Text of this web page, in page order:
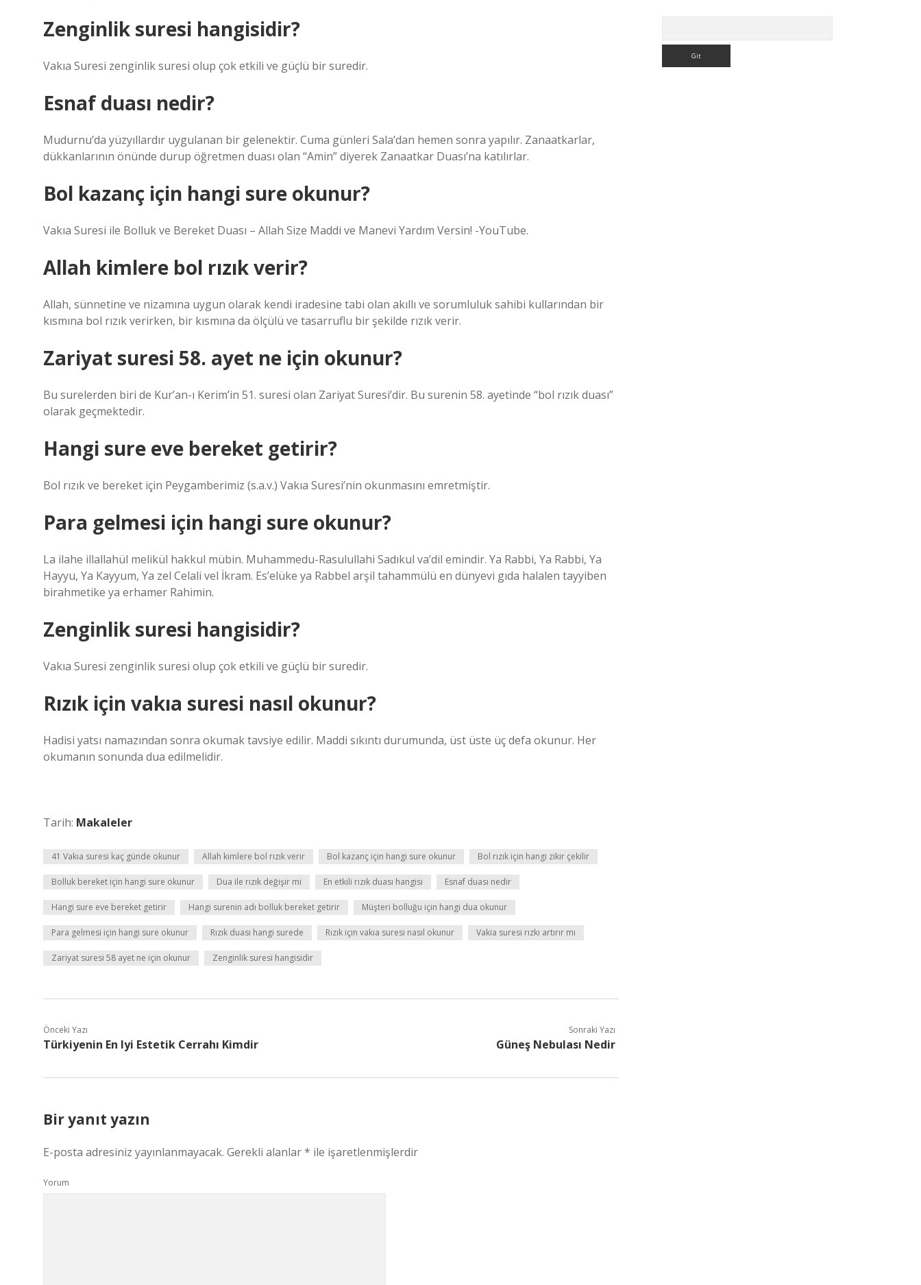
Zenginlik suresi hangisidir?
Vakıa Suresi zenginlik suresi olup çok etkili ve güçlü bir suredir.
Esnaf duası nedir?
Mudurnu’da yüzyıllardır uygulanan bir gelenektir. Cuma günleri Sala’dan hemen sonra yapılır. Zanaatkarlar,
dükkanlarının önünde durup öğretmen duası olan “Amin” diyerek Zanaatkar Duası’na katılırlar.
Bol kazanç için hangi sure okunur?
Vakıa Suresi ile Bolluk ve Bereket Duası – Allah Size Maddi ve Manevi Yardım Versin! -YouTube.
Allah kimlere bol rızık verir?
Allah, sünnetine ve nizamına uygun olarak kendi iradesine tabi olan akıllı ve sorumluluk sahibi kullarından bir
kısmına bol rızık verirken, bir kısmına da ölçülü ve tasarruflu bir şekilde rızık verir.
Zariyat suresi 58. ayet ne için okunur?
Bu surelerden biri de Kur’an-ı Kerim’in 51. suresi olan Zariyat Suresi’dir. Bu surenin 58. ayetinde “bol rızık duası”
olarak geçmektedir.
Hangi sure eve bereket getirir?
Bol rızık ve bereket için Peygamberimiz (s.a.v.) Vakıa Suresi’nin okunmasını emretmiştir.
Para gelmesi için hangi sure okunur?
La ilahe illallahül melikül hakkul mübin. Muhammedu-Rasulullahi Sadıkul va’dil emindir. Ya Rabbi, Ya Rabbi, Ya
Hayyu, Ya Kayyum, Ya zel Celali vel İkram. Es’elüke ya Rabbel arşil tahammülü en dünyevi gıda halalen tayyiben
birahmetike ya erhamer Rahimin.
Zenginlik suresi hangisidir?
Vakıa Suresi zenginlik suresi olup çok etkili ve güçlü bir suredir.
Rızık için vakıa suresi nasıl okunur?
Hadisi yatsı namazından sonra okumak tavsiye edilir. Maddi sıkıntı durumunda, üst üste üç defa okunur. Her
okumanın sonunda dua edilmelidir.
Tarih: Makaleler
41 Vakıa suresi kaç günde okunur Allah kimlere bol rızık verir Bol kazanç için hangi sure okunur Bol rızık için hangi zikir çekilir
Bolluk bereket için hangi sure okunur Dua ile rızık değişir mi En etkili rızık duası hangisi Esnaf duası nedir
Hangi sure eve bereket getirir Hangi surenin adı bolluk bereket getirir Müşteri bolluğu için hangi dua okunur
Para gelmesi için hangi sure okunur Rızık duası hangi surede Rızık için vakıa suresi nasıl okunur Vakia suresi rızkı artırır mı
Zariyat suresi 58 ayet ne için okunur Zenginlik suresi hangisidir
Önceki Yazı
Türkiyenin En Iyi Estetik Cerrahı Kimdir
Sonraki Yazı
Güneş Nebulası Nedir
Bir yanıt yazın
E-posta adresiniz yayınlanmayacak. Gerekli alanlar* ile işaretlenmişlerdir
Yorum